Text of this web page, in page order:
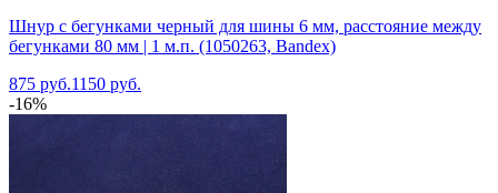
Шнур с бегунками черный для шины 6 мм, расстояние между
бегунками 80 мм | 1 м.п. (1050263, Bandex)
875 руб.1150 руб.
-16%